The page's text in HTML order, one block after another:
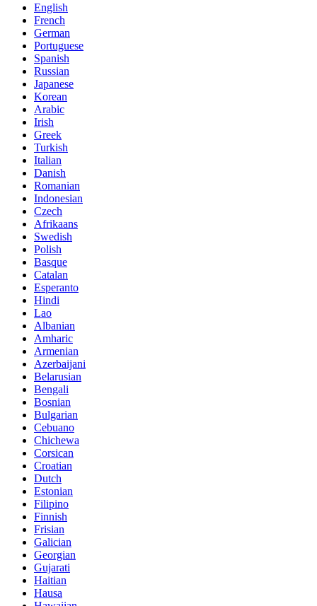
English
French
German
Portuguese
Spanish
Russian
Japanese
Korean
Arabic
Irish
Greek
Turkish
Italian
Danish
Romanian
Indonesian
Czech
Afrikaans
Swedish
Polish
Basque
Catalan
Esperanto
Hindi
Lao
Albanian
Amharic
Armenian
Azerbaijani
Belarusian
Bengali
Bosnian
Bulgarian
Cebuano
Chichewa
Corsican
Croatian
Dutch
Estonian
Filipino
Finnish
Frisian
Galician
Georgian
Gujarati
Haitian
Hausa